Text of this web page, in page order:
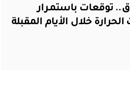
توقعات باستمرار
خلال الأيام المقبلة